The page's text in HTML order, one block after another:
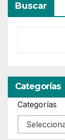
Buscar
Categorías
Categorías